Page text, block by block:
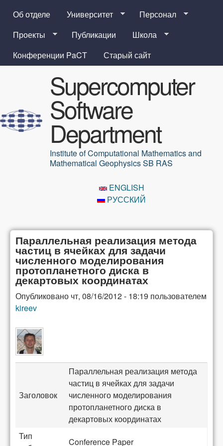
Об отделе Университет
Персонал
Проекты
Публикации
Школа
Конференции PaCT
Старый сайт
Supercomputer
Software
Department
Institute of Computational Mathematics and
Mathematical Geophysics SB RAS
ENGLISH
РУССКИЙ
Параллельная реализация метода
частиц в ячейках для задачи
численного моделирования
протопланетного диска в
декартовых координатах
Опубликовано чт, 08/16/2012 - 18:19 пользователем
kireev
Заголовок
Параллельная реализация метода
частиц в ячейках для задачи
численного моделирования
протопланетного диска в
декартовых координатах
Тип
Conference Paper